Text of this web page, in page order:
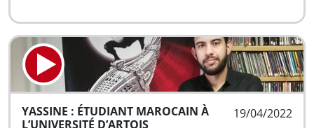
19/04/2022
YASSINE : ÉTUDIANT MAROCAIN À
L’UNIVERSITÉ D’ARTOIS